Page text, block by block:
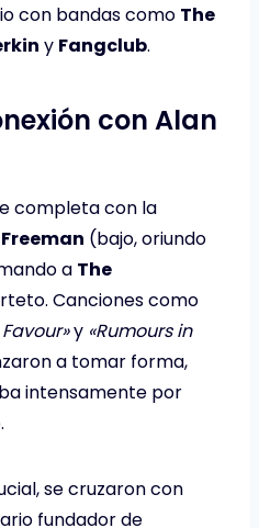
con bandas como The
y Fangclub.
con Alan
completa con la
(bajo, oriundo
a The
Canciones como
y «Rumours in
a tomar forma,
intensamente por
se cruzaron con
fundador de